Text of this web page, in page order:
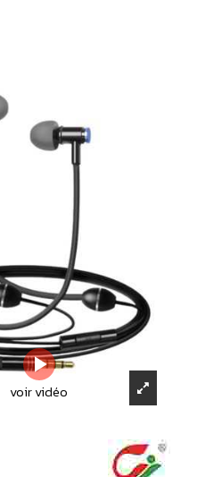
voir vidéo